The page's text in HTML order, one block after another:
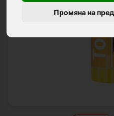
Промяна на